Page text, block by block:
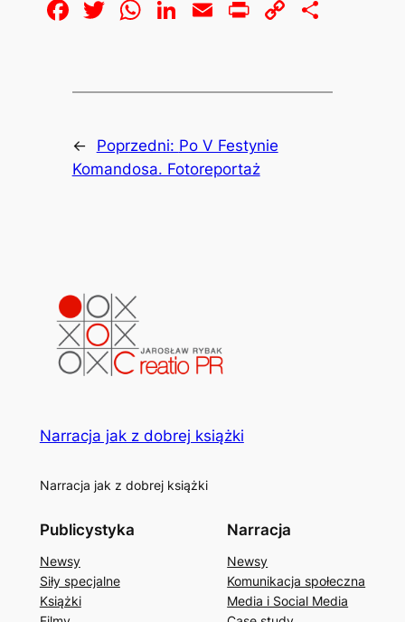
Facebook
Twitter
WhatsApp
LinkedIn
EmailPrintCopy
← Poprzedni: Po V Festynie
Komandosa. Fotoreportaż
Narracja jak z dobrej książki
Narracja jak z dobrej książki
Publicystyka
Newsy
Siły specjalne
Książki
Narracja
Newsy
Komunikacja społeczna
Media i Social Media